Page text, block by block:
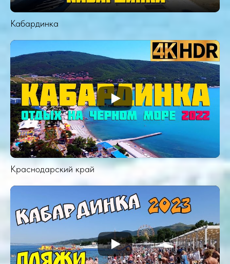
Кабардинка
Краснодарский край